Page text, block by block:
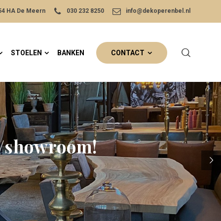
HA De Meern 030 232 8250 info@dekoperenbel.nl
STOELEN BANKEN CONTACT